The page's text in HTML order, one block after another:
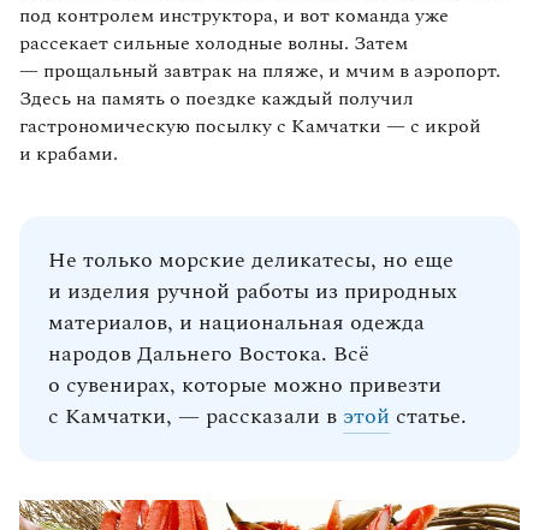
под контролем инструктора, и вот команда уже
рассекает сильные холодные волны. Затем
— прощальный завтрак на пляже, и мчим в аэропорт.
Здесь на память о поездке каждый получил
гастрономическую посылку с Камчатки — с икрой
и крабами.
Не только морские деликатесы, но еще
и изделия ручной работы из природных
материалов, и национальная одежда
народов Дальнего Востока. Всё
о сувенирах, которые можно привезти
с Камчатки, — рассказали в этой статье.